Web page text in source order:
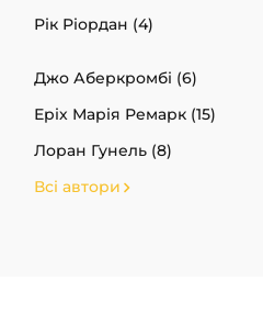
Рік Ріордан (4)
Джо Аберкромбі (6)
Еріх Марія Ремарк (15)
Лоран Гунель (8)
Всі автори